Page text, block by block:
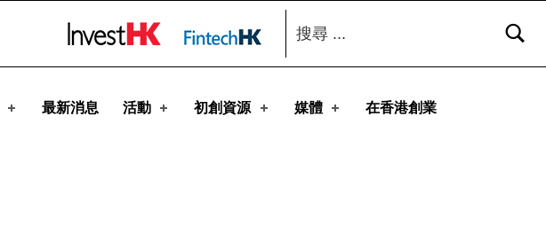
最新消息 活動 初創資源 媒體 在香港創業
搜尋：